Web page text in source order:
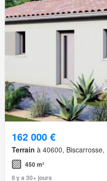
162 000 €
Terrain à 40600,
450 m²
Il y a 30+ jours